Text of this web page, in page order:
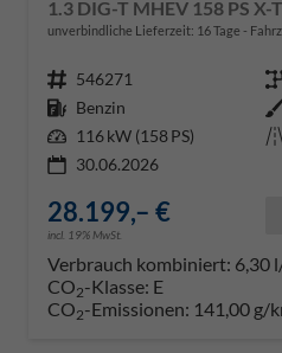
unverbindliche Lieferzeit: 16 Tage
Fahrzeugnr. 546271
Kraftstoff Benzin
Leistung 116 kW (158 PS) Kilometerstand
30.06.2026
28.199,– €
incl. 19% MwSt.
Verbrauch kombiniert: 6,30
CO2-Klasse: E
CO2-Emissionen: 141,00 g/